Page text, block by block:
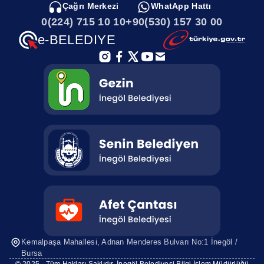
Tretuvar Talebi
Tretuvar veya parke taşı kaplı yol tamiri
Ulaşım Yollarına kar küreme ve temizleme
çalışması
Üst Yapı Çalışmaları
Yaya ve okul etrafında öğrencileri koruyucu korkuluk
- panel yapım ve bakım işleri
Yeni yol açılması
Yıkım (kaçak yapı, mal-i inhidam) Talepleri
Çağrı Merkezi
0(224) 715 10 10
WhatApp Hattı
+90(530) 157 30 00
e-BELEDIYE
Kemalpaşa Mahallesi, Adnan Menderes Bulvarı No:1 İnegöl /
Bursa